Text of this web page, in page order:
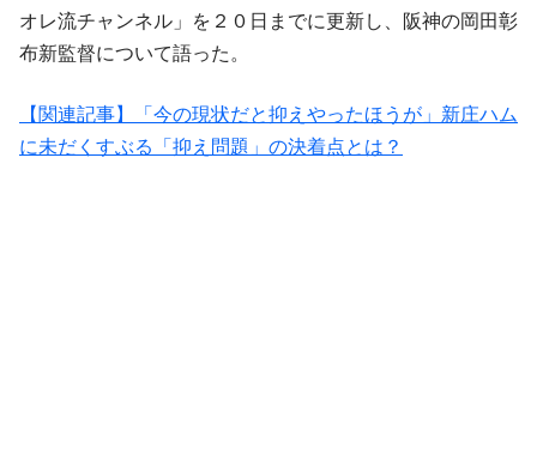
オレ流チャンネル」を２０日までに更新し、阪神の岡田彰
布新監督について語った。
【関連記事】「今の現状だと抑えやったほうが」新庄ハム
に未だくすぶる「抑え問題」の決着点とは？